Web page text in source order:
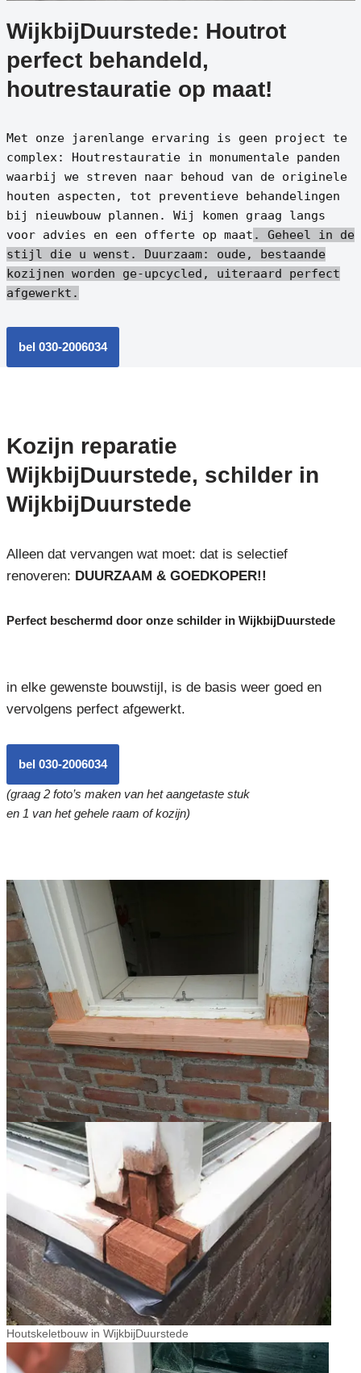
WijkbijDuurstede: Houtrot
perfect behandeld,
houtrestauratie op maat!
Met onze jarenlange ervaring is geen project te
complex: Houtrestauratie in monumentale panden
waarbij we streven naar behoud van de originele
houten aspecten, tot preventieve behandelingen
bij nieuwbouw plannen. Wij komen graag langs
voor advies en een offerte op maat . Geheel in de
stijl die u wenst. Duurzaam: oude, bestaande
kozijnen worden ge-upcycled, uiteraard perfect
afgewerkt.
bel 030-2006034
Kozijn reparatie
WijkbijDuurstede, schilder in
WijkbijDuurstede
Alleen dat vervangen wat moet: dat is selectief
renoveren: DUURZAAM & GOEDKOPER!!
Perfect beschermd door onze schilder in WijkbijDuurstede
in elke gewenste bouwstijl, is de basis weer goed en
vervolgens perfect afgewerkt.
bel 030-2006034
(graag 2 foto’s maken van het aangetaste stuk
en 1 van het gehele raam of kozijn)
Houtskeletbouw in WijkbijDuurstede